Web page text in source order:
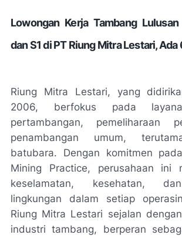
Lowongan Kerja Tambang
dan S1 di PT Riung Mitra Lestari, Ada
Riung Mitra Lestari, yang
2006, berfokus pada
pertambangan, pemeliharaan
penambangan umum,
batubara. Dengan komitmen
Mining Practice, perusahaan ini
keselamatan, kesehatan,
lingkungan dalam setiap
Riung Mitra Lestari sejalan
industri tambang, berperan